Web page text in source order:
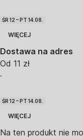
ŚR 12 – PT 14.08.
WIĘCEJ
Dostawa na adres
Od 11 zł
·
ŚR 12 – PT 14.08.
WIĘCEJ
Na ten produkt nie